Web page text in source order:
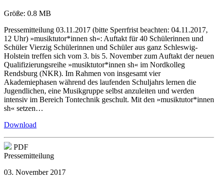
Größe: 0.8 MB
Pressemitteilung 03.11.2017 (bitte Sperrfrist beachten: 04.11.2017,
12 Uhr) »musiktutor*innen sh«: Auftakt für 40 Schülerinnen und
Schüler Vierzig Schülerinnen und Schüler aus ganz Schleswig-
Holstein treffen sich vom 3. bis 5. November zum Auftakt der neuen
Qualifizierungsreihe »musiktutor*innen sh« im Nordkolleg
Rendsburg (NKR). Im Rahmen von insgesamt vier
Akademiephasen während des laufenden Schuljahrs lernen die
Jugendlichen, eine Musikgruppe selbst anzuleiten und werden
intensiv im Bereich Tontechnik geschult. Mit den »musiktutor*innen
sh« setzen…
Download
PDF
Pressemitteilung
03. November 2017